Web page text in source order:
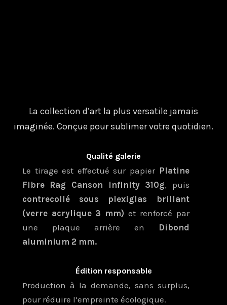
La collection d’art la plus versatile jamais
imaginée. Conçue pour sublimer votre quotidien.
Qualité galerie
Le tirage est effectué sur papier Platine
Fibre Rag Canson Infinity 310g, puis
contrecollé sous plexiglas brillant
(verre acrylique 3 mm) et renforcé par
une plaque arrière en
Dibond
aluminium 2 mm.
Édition responsable
Production à la demande, sans surplus,
pour réduire l’empreinte écologique.